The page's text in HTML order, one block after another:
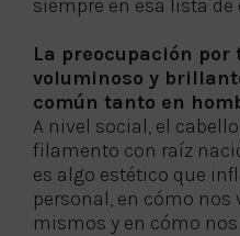
siempre en esa lista de
La preocupación
voluminoso y
común tanto en
A nivel social, el
filamento con raíz
es algo estético que
personal, en cómo nos
mismos y en cómo